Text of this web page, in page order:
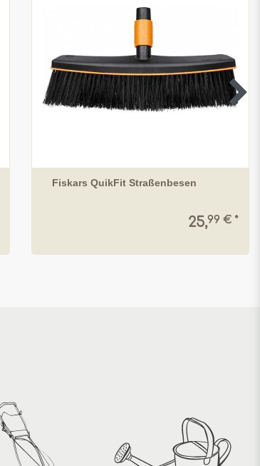
Fiskars QuikFit Straßenbesen
25,99 € *